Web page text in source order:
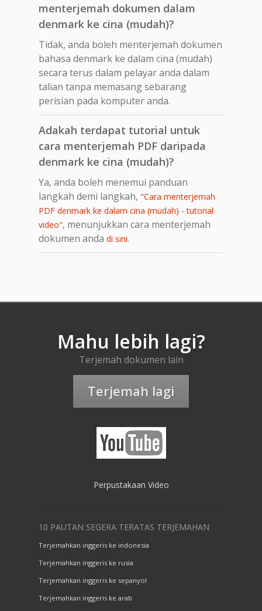
menterjemah dokumen dalam
denmark ke cina (mudah)?
Tidak, anda boleh menterjemah dokumen
bahasa denmark ke dalam cina (mudah)
secara terus dalam pelayar anda dalam
talian tanpa memasang sebarang
perisian pada komputer anda.
Adakah terdapat tutorial untuk
cara menterjemah PDF daripada
denmark ke cina (mudah)?
Ya, anda boleh menemui panduan
langkah demi langkah, "Cara menterjemah
PDF denmark ke dalam cina (mudah) - tutorial
video", menunjukkan cara menterjemah
dokumen anda di sini.
Mahu lebih lagi?
Terjemah dokumen lain
Terjemah lagi
Perpustakaan Video
10 PAUTAN SEGERA TERATAS TERJEMAHAN
Terjemahkan inggeris ke indonesia
Terjemahkan inggeris ke rusia
Terjemahkan inggeris ke sepanyol
Terjemahkan inggeris ke arab